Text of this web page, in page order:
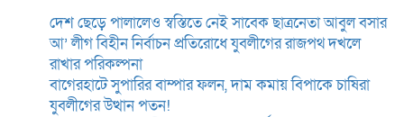
দেশ ছেড়ে পালালেও স্বস্তিতে নেই সাবেক ছাত্রনেতা আবুল বসার
আ’ লীগ বিহীন নির্বাচন প্রতিরোধে যুবলীগের রাজপথ দখলে
রাখার পরিকল্পনা
বাগেরহাটে সুপারির বাম্পার ফলন, দাম কমায় বিপাকে চাষিরা
যুবলীগের উত্থান পতন!